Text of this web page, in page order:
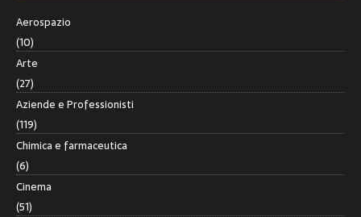
Aerospazio
(10)
Arte
(27)
Aziende e Professionisti
(119)
Chimica e farmaceutica
(6)
Cinema
(51)